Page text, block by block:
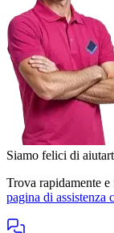
Siamo felici di
Trova rapidamente
pagina di assistenza